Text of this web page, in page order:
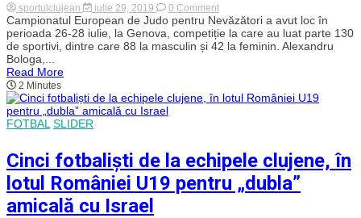
sportulclujean iulie 29, 2019 0 Commenton
Pentru
a
doua
oară,
Bologa
Europeanul
de
destinat
Campionatul European de Judo pentru Nevăzători a avut loc în
perioada 26-28 iulie, la Genova, competiție la care au luat parte 130
de sportivi, dintre care 88 la masculin și 42 la feminin. Alexandru
Bologa,...
Read More
2 Minutes
FOTBAL SLIDER
Cinci fotbaliști de la echipele clujene, în
lotul României U19 pentru „dubla”
amicală cu Israel